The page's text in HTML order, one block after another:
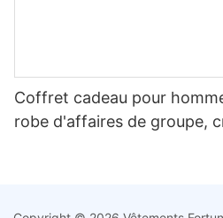
Coffret cadeau pour
robe d'affaires de groupe,